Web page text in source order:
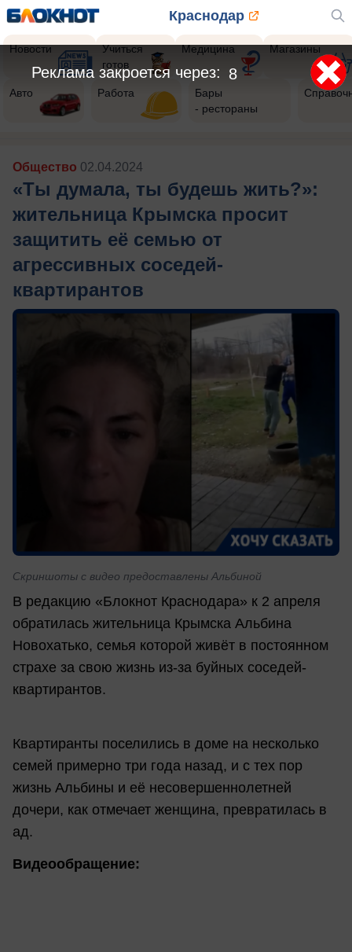
Краснодар
Новости
Учиться
готов
Медицина Магазины
Авто Работа
Бары
- рестораны
Общество 02.04.2024
«Ты думала, ты будешь жить?»:
жительница Крымска просит
защитить её семью от
агрессивных соседей-
квартирантов
Скриншоты с видео предоставлены Альбиной
В редакцию «Блокнот Краснодара» к 2 апреля
обратилась жительница Крымска Альбина
Новохатько, семья которой живёт в постоянном
страхе за свою жизнь из-за буйных соседей-
квартирантов.
Квартиранты поселились в доме на несколько
семей примерно три года назад, и с тех пор
жизнь Альбины и её несовершеннолетней
дочери, как отмечает женщина, превратилась в
ад.
Видеообращение:
6
Реклама закроется через: